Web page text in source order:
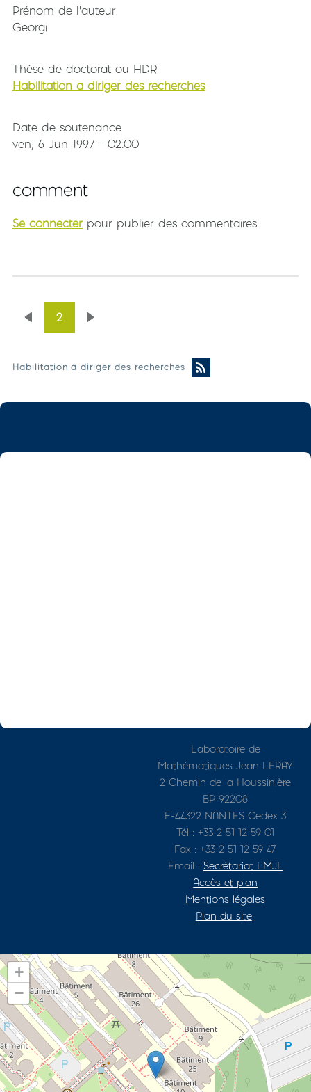
Prénom de l'auteur
Georgi
Thèse de doctorat ou HDR
Habilitation à diriger des recherches
Date de soutenance
ven, 6 Jun 1997 - 02:00
comment
Se connecter pour publier des commentaires
Pagination
Page précédente
2
Page suivante
Habilitation à diriger des recherches
Adresse détaillée
Laboratoire de
Mathématiques Jean LERAY
2 Chemin de la Houssinière
BP 92208
F-44322 NANTES Cedex 3
Tél : +33 2 51 12 59 01
Fax : +33 2 51 12 59 47
Email : Secrétariat LMJL
Accès et plan
Mentions légales
Plan du site
+
−